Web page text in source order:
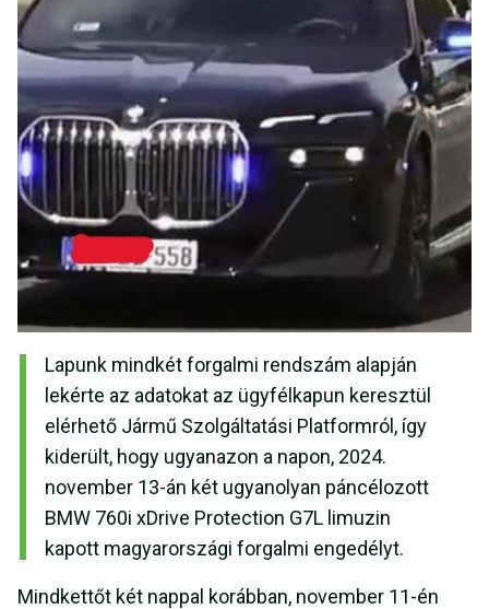
Lapunk mindkét forgalmi rendszám alapján
lekérte az adatokat az ügyfélkapun keresztül
elérhető Jármű Szolgáltatási Platformról, így
kiderült, hogy ugyanazon a napon, 2024.
november 13-án két ugyanolyan páncélozott
BMW 760i xDrive Protection G7L limuzin
kapott magyarországi forgalmi engedélyt.
Mindkettőt két nappal korábban, november 11-én